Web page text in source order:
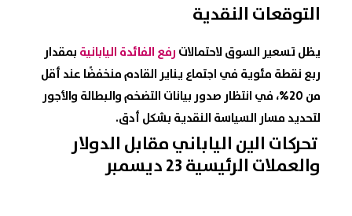
التوقعات النقدية
يظل تسعير السوق لاحتمالات رفع الفائدة اليابانية بمقدار
ربع نقطة مئوية في اجتماع يناير القادم منخفضًا عند أقل
من 20%، في انتظار صدور بيانات التضخم والبطالة والأجور
لتحديد مسار السياسة النقدية بشكل أدق.
تحركاتالين اليابانيمقابل الدولار
والعملات الرئيسية 23 ديسمبر